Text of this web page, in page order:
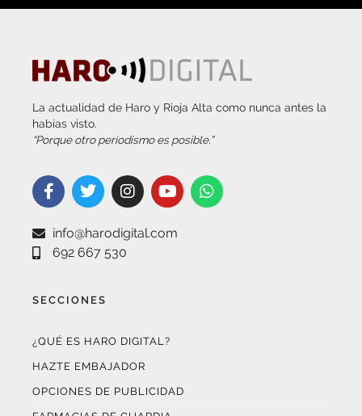
La actualidad de Haro y Rioja Alta como nunca antes la
habías visto.
“Porque otro periodismo es posible.”
info@harodigital.com
692 667 530
SECCIONES
¿QUÉ ES HARO DIGITAL?
HAZTE EMBAJADOR
OPCIONES DE PUBLICIDAD